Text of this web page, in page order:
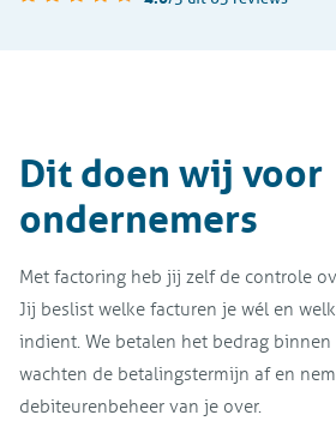
Dit doen wij voor
ondernemers
Met factoring heb jij zelf de controle
Jij beslist welke facturen je wél en
indient. We betalen het bedrag
wachten de betalingstermijn af en
debiteurenbeheer van je over.